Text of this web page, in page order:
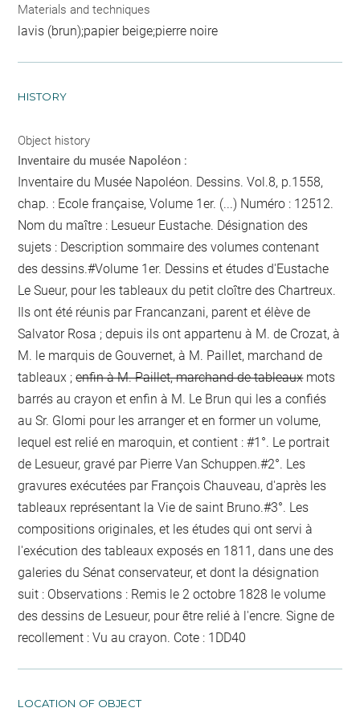
Materials and techniques
lavis (brun);papier beige;pierre noire
HISTORY
Object history
Inventaire du musée Napoléon :
Inventaire du Musée Napoléon. Dessins. Vol.8, p.1558,
chap. : Ecole française, Volume 1er. (...) Numéro : 12512.
Nom du maître : Lesueur Eustache. Désignation des
sujets : Description sommaire des volumes contenant
des dessins.#Volume 1er. Dessins et études d'Eustache
Le Sueur, pour les tableaux du petit cloître des Chartreux.
Ils ont été réunis par Francanzani, parent et élève de
Salvator Rosa ; depuis ils ont appartenu à M. de Crozat, à
M. le marquis de Gouvernet, à M. Paillet, marchand de
tableaux ;enfin à M. Paillet, marchand de tableaux mots
barrés au crayon et enfin à M. Le Brun qui les a confiés
au Sr. Glomi pour les arranger et en former un volume,
lequel est relié en maroquin, et contient : #1°. Le portrait
de Lesueur, gravé par Pierre Van Schuppen.#2°. Les
gravures exécutées par François Chauveau, d'après les
tableaux représentant la Vie de saint Bruno.#3°. Les
compositions originales, et les études qui ont servi à
l'exécution des tableaux exposés en 1811, dans une des
galeries du Sénat conservateur, et dont la désignation
suit : Observations : Remis le 2 octobre 1828 le volume
des dessins de Lesueur, pour être relié à l'encre. Signe de
recollement :Vu au crayon. Cote : 1DD40
LOCATION OF OBJECT